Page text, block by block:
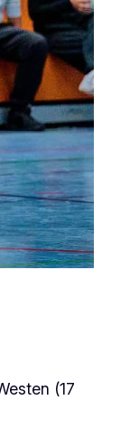
(17